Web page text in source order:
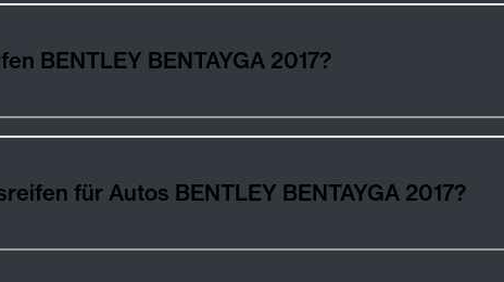
BENTLEY BENTAYGA 2017?
für Autos BENTLEY BENTAYGA 2017?